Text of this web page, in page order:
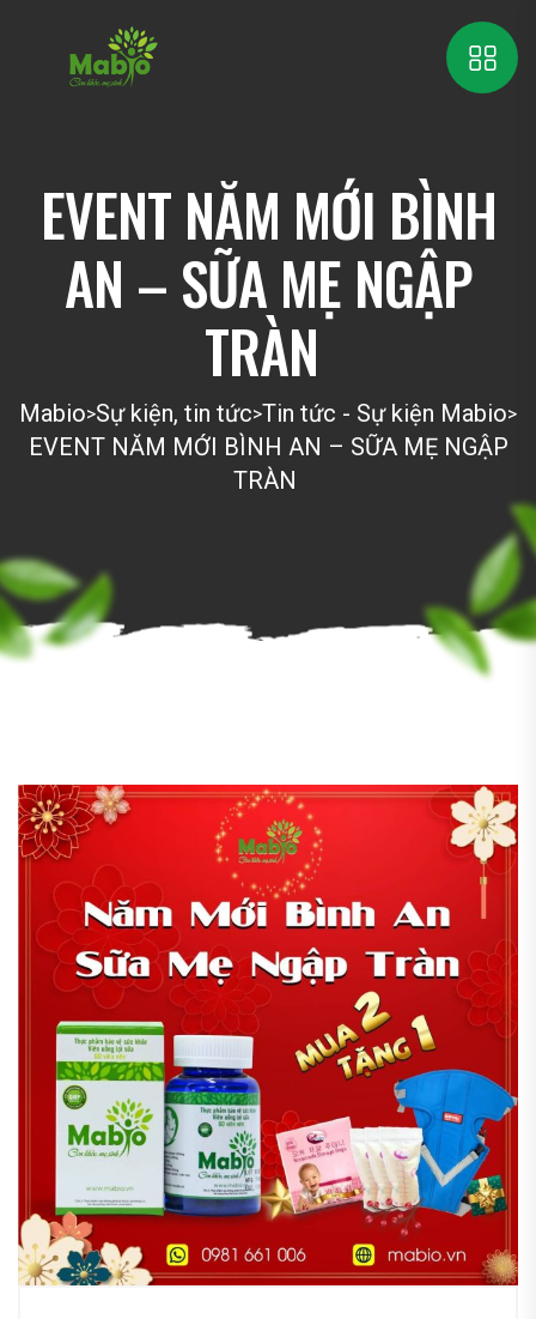
EVENT NĂM MỚI BÌNH
AN – SỮA MẸ NGẬP
TRÀN
Mabio>Sự kiện, tin tức>Tin tức - Sự kiện Mabio>
EVENT NĂM MỚI BÌNH AN – SỮA MẸ NGẬP
TRÀN